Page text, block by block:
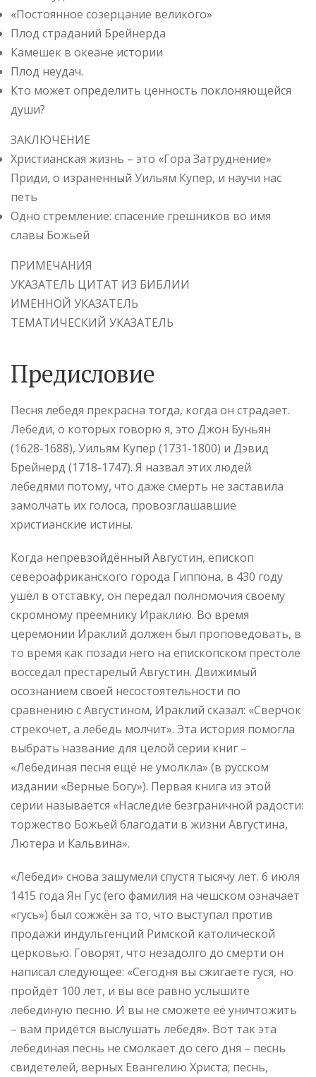
«Постоянное созерцание великого»
Плод страданий Брейнерда
Камешек в океане истории
Плод неудач.
Кто может определить ценность поклоняющейся
души?
ЗАКЛЮЧЕНИЕ
Христианская жизнь – это «Гора Затруднение»
Приди, о израненный Уильям Купер, и научи нас
петь
Одно стремление: спасение грешников во имя
славы Божьей
ПРИМЕЧАНИЯ
УКАЗАТЕЛЬ ЦИТАТ ИЗ БИБЛИИ
ИМЕННОЙ УКАЗАТЕЛЬ
ТЕМАТИЧЕСКИЙ УКАЗАТЕЛЬ
Предисловие
Песня лебедя прекрасна тогда, когда он страдает.
Лебеди, о которых говорю я, это Джон Буньян
(1628-1688), Уильям Купер (1731-1800) и Дэвид
Брейнерд (1718-1747). Я назвал этих людей
лебедями потому, что даже смерть не заставила
замолчать их голоса, провозглашавшие
христианские истины.
Когда непревзойдённый Августин, епископ
североафриканского города Гиппона, в 430 году
ушёл в отставку, он передал полномочия своему
скромному преемнику Ираклию. Во время
церемонии Ираклий должен был проповедовать, в
то время как позади него на епископском престоле
восседал престарелый Августин. Движимый
осознанием своей несостоятельности по
сравнению с Ав­густином, Ираклий сказал: «Сверчок
стрекочет, а лебедь молчит». Эта история помогла
выбрать название для целой серии книг –
«Лебединая песня ещё не умолкла» (в русском
издании «Верные Богу»). Первая книга из этой
серии называется «Наследие безграничной радости:
торжество Божьей благодати в жизни Августина,
Лютера и Кальвина».
«Лебеди» снова зашумели спустя тысячу лет. 6 июля
1415 года Ян Гус (его фамилия на чешском означает
«гусь») был сожжён за то, что выступал против
продажи индульгенций Римской католической
церковью. Говорят, что незадолго до смерти он
написал следующее: «Сегодня вы сжигаете гуся, но
пройдёт 100 лет, и вы всё равно услышите
лебединую песню. И вы не сможете её уничтожить
– вам придётся выслушать лебедя». Вот так эта
лебединая песнь не смолкает до сего дня – песнь
свидетелей, верных Евангелию Христа; песнь,